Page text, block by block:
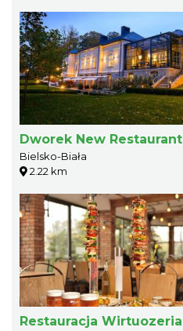
Dworek New Restaurant
Bielsko-Biała
2.22 km
Restauracja Wirtuozeria